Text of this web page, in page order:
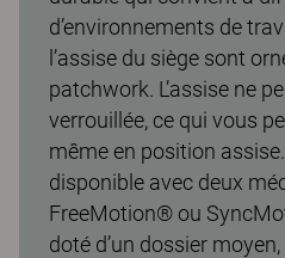
d’environnements de
l’assise du siège sont
patchwork. L’assise ne
verrouillée, ce qui vous
même en position
disponible avec deux
FreeMotion® ou
doté d’un dossier